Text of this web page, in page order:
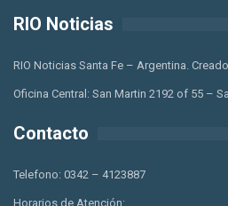
RIO Noticias
RIO Noticias Santa Fe – Argentina.
Oficina Central: San Martin 2192 of 55 –
Contacto
Telefono: 0342 – 4123887
Horarios de Atención: